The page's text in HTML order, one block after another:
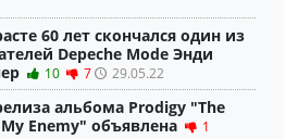
60 лет скончался один из
Depeche Mode Энди
10 7 29.05.22
альбома Prodigy "The
Enemy" объявлена
1